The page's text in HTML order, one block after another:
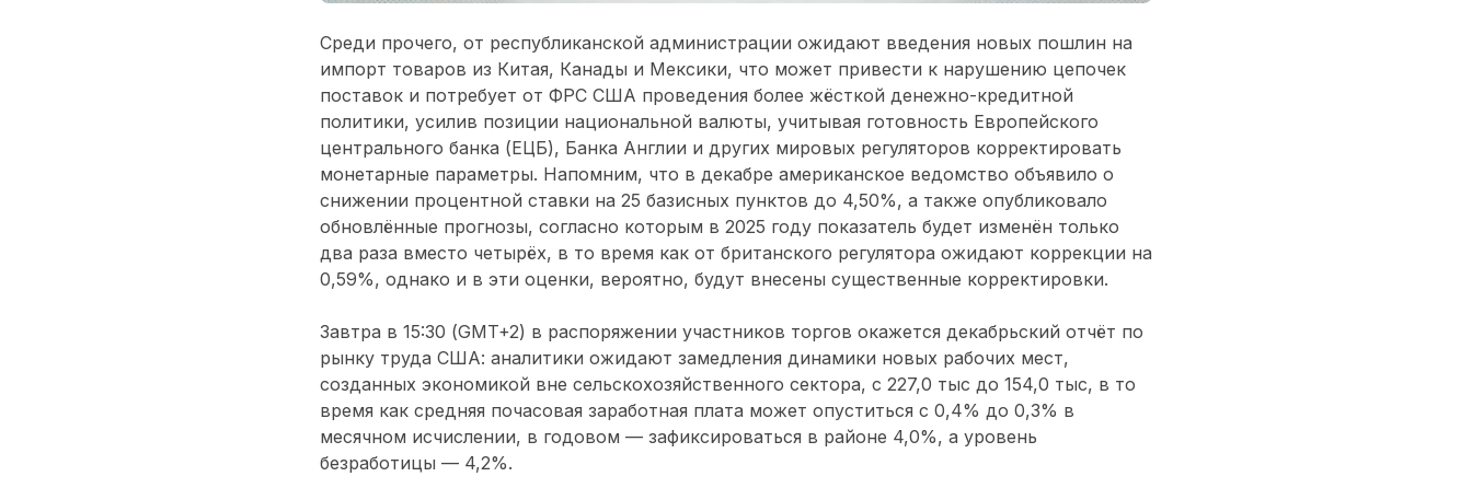
Среди прочего, от республиканской администрации ожидают введения новых пошлин на
импорт товаров из Китая, Канады и Мексики, что может привести к нарушению цепочек
поставок и потребует от ФРС США проведения более жёсткой денежно-кредитной
политики, усилив позиции национальной валюты, учитывая готовность Европейского
центрального банка (ЕЦБ), Банка Англии и других мировых регуляторов корректировать
монетарные параметры. Напомним, что в декабре американское ведомство объявило о
снижении процентной ставки на 25 базисных пунктов до 4,50%, а также опубликовало
обновлённые прогнозы, согласно которым в 2025 году показатель будет изменён только
два раза вместо четырёх, в то время как от британского регулятора ожидают коррекции на
0,59%, однако и в эти оценки, вероятно, будут внесены существенные корректировки.
Завтра в 15:30 (GMT+2) в распоряжении участников торгов окажется декабрьский отчёт по
рынку труда США: аналитики ожидают замедления динамики новых рабочих мест,
созданных экономикой вне сельскохозяйственного сектора, с 227,0 тыс до 154,0 тыс, в то
время как средняя почасовая заработная плата может опуститься с 0,4% до 0,3% в
месячном исчислении, в годовом — зафиксироваться в районе 4,0%, а уровень
безработицы — 4,2%.